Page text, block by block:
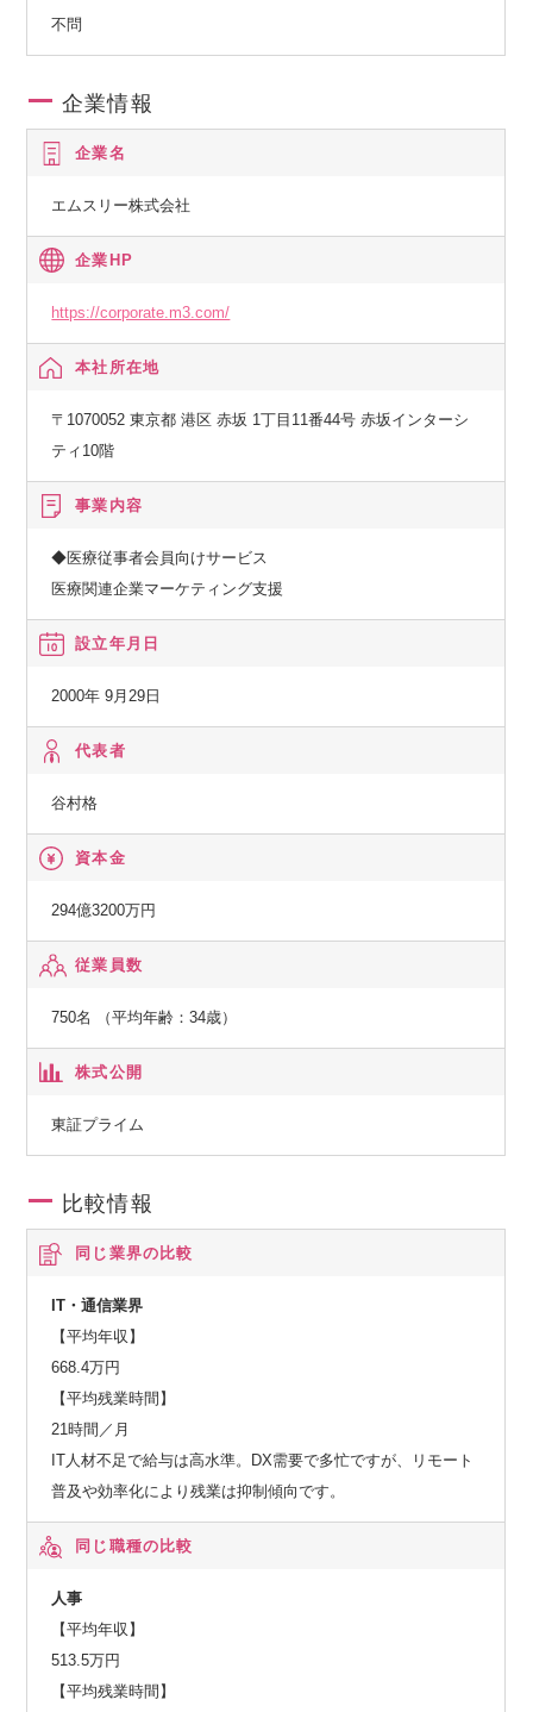
不問
企業情報
企業名
エムスリー株式会社
企業HP
https://corporate.m3.com/
本社所在地
〒1070052 東京都 港区 赤坂 1丁目11番44号 赤坂インターシ
ティ10階
事業内容
◆医療従事者会員向けサービス
医療関連企業マーケティング支援
設立年月日
2000年 9月29日
代表者
谷村格
資本金
294億3200万円
従業員数
750名 （平均年齢：34歳）
株式公開
東証プライム
比較情報
同じ業界の比較
IT・通信業界
【平均年収】
668.4万円
【平均残業時間】
21時間／月
IT人材不足で給与は高水準。DX需要で多忙ですが、リモート
普及や効率化により残業は抑制傾向です。
同じ職種の比較
人事
【平均年収】
513.5万円
【平均残業時間】